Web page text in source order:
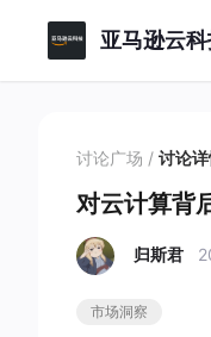
亚马逊云
讨论广场 / 讨论
对云计算背
归斯君
市场洞察